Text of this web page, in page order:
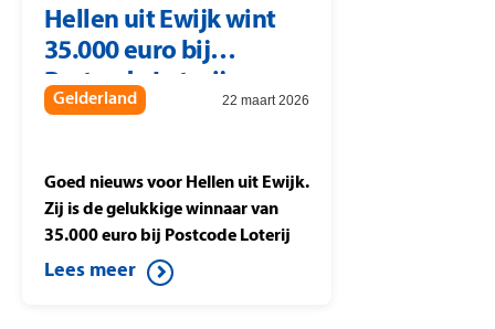
winnen 10.894 euro per lot
waarmee zij meespelen in de
Postcode Loterij.
Hellen uit Ewijk wint
35.000 euro bij
Postcode Loterij
Miljoenenjacht
Gelderland 22 maart 2026
Goed nieuws voor Hellen uit Ewijk.
Zij is de gelukkige winnaar van
35.000 euro bij Postcode Loterij
Miljoenenjacht. Ze speelt de halve
finale tegen Berteld uit Gorssel en
Lees meer